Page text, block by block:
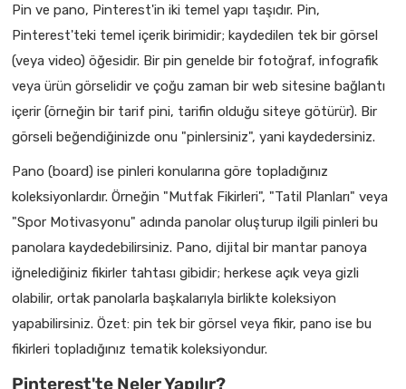
Pin ve pano, Pinterest'in iki temel yapı taşıdır. Pin,
Pinterest'teki temel içerik birimidir; kaydedilen tek bir görsel
(veya video) öğesidir. Bir pin genelde bir fotoğraf, infografik
veya ürün görselidir ve çoğu zaman bir web sitesine bağlantı
içerir (örneğin bir tarif pini, tarifin olduğu siteye götürür). Bir
görseli beğendiğinizde onu "pinlersiniz", yani kaydedersiniz.
Pano (board) ise pinleri konularına göre topladığınız
koleksiyonlardır. Örneğin "Mutfak Fikirleri", "Tatil Planları" veya
"Spor Motivasyonu" adında panolar oluşturup ilgili pinleri bu
panolara kaydedebilirsiniz. Pano, dijital bir mantar panoya
iğnelediğiniz fikirler tahtası gibidir; herkese açık veya gizli
olabilir, ortak panolarla başkalarıyla birlikte koleksiyon
yapabilirsiniz. Özet: pin tek bir görsel veya fikir, pano ise bu
fikirleri topladığınız tematik koleksiyondur.
Pinterest'te Neler Yapılır?